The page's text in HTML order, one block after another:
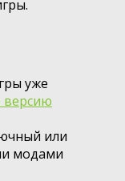
уже
версию
или
модами